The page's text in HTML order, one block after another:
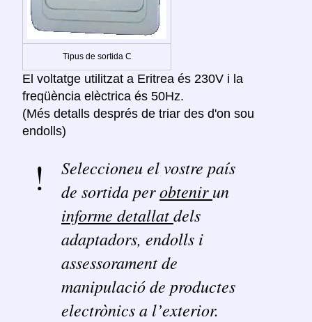
Tipus de sortida C
El voltatge utilitzat a Eritrea és 230V i la
freqüència elèctrica és 50Hz.
(Més detalls després de triar des d'on sou
endolls)
Seleccioneu el vostre país
de sortida perobtenirun
informe detallatdels
adaptadors, endolls i
assessorament de
manipulació de productes
electrònics a l’exterior.